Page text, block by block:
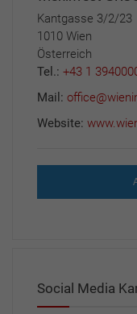
Kantgasse 3/2/23
1010 Wien
Österreich
Tel.: +43 1
Mail:
Website:
Social Media